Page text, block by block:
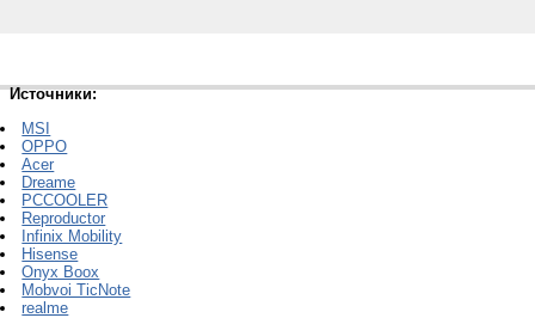
Источники:
MSI
OPPO
Acer
Dreame
PCCOOLER
Reproductor
Infinix Mobility
Hisense
Onyx Boox
Mobvoi TicNote
realme